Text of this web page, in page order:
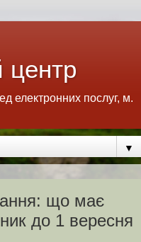
центр
послуг, м.
▼
що має
до 1 вересня